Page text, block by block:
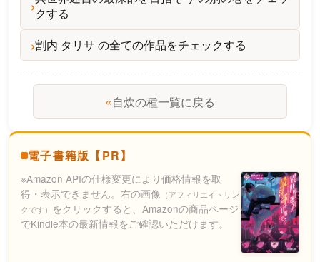
クする
割内 タリサ の全ての作品をチェックする
«自炊の種一覧に戻る
電子書籍版【PR】
※Amazon APIの仕様変更により価格情報を取
得・表示できません。右の画像 （アフィリエイトリン
クです） をクリックすると、Amazonの商品ページ
でKindle本の最新情報をご確認いただけます。